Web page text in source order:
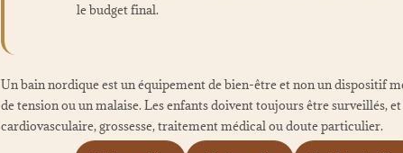
le budget final.
Un bain nordique est un équipement de bien-être et non un dispositif
de tension ou un malaise. Les enfants doivent toujours être surveillés,
cardiovasculaire, grossesse, traitement médical ou doute particulier.